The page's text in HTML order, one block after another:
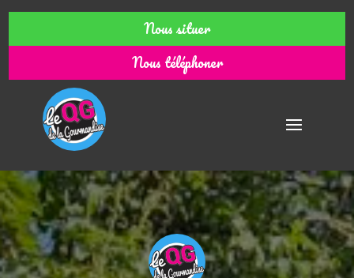
Nous situer
Nous téléphoner